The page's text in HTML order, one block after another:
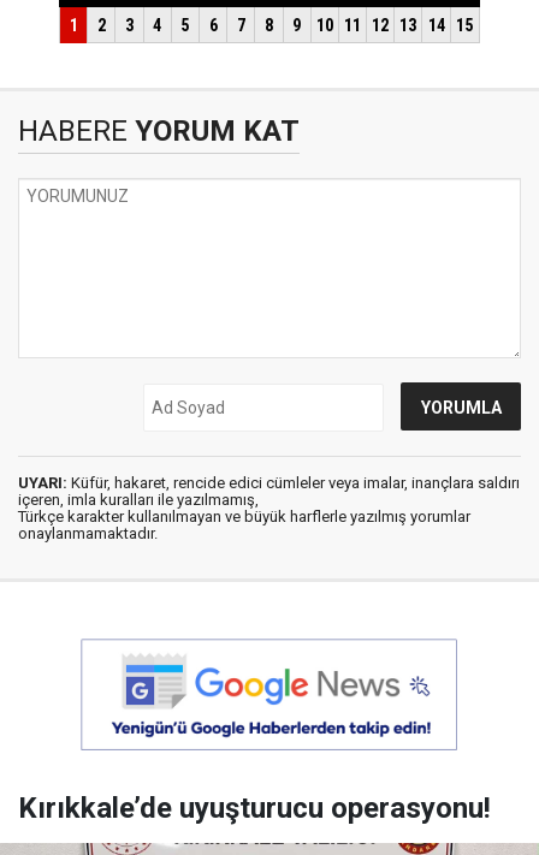
HABERE YORUM KAT
UYARI: Küfür, hakaret, rencide edici cümleler veya imalar, inançlara saldırı
içeren, imla kuralları ile yazılmamış,
Türkçe karakter kullanılmayan ve büyük harflerle yazılmış yorumlar
onaylanmamaktadır.
Kırıkkale’de uyuşturucu operasyonu!